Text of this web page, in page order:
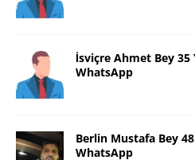
İsviçre Ahmet Bey 35
WhatsApp
Berlin Mustafa Bey
WhatsApp